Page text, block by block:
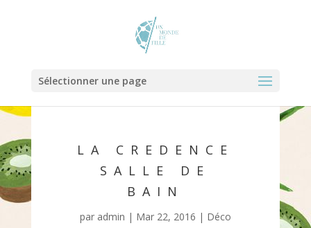
Sélectionner une page
LA CREDENCE
SALLE DE
BAIN
par admin | Mar 22, 2016 | Déco